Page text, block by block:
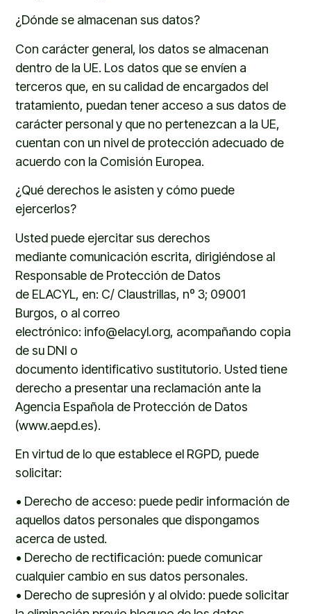
¿Dónde se almacenan sus datos?
Con carácter general, los datos se almacenan
dentro de la UE. Los datos que se envíen a
terceros que, en su calidad de encargados del
tratamiento, puedan tener acceso a sus datos de
carácter personal y que no pertenezcan a la UE,
cuentan con un nivel de protección adecuado de
acuerdo con la Comisión Europea.
¿Qué derechos le asisten y cómo puede
ejercerlos?
Usted puede ejercitar sus derechos
mediante comunicación escrita, dirigiéndose al
Responsable de Protección de Datos
de ELACYL, en: C/ Claustrillas, nº 3; 09001
Burgos, o al correo
electrónico: info@elacyl.org, acompañando copia
de su DNI o
documento identificativo sustitutorio. Ustedtiene
derecho a presentar una reclamación ante la
Agencia Española de Protección de Datos
(www.aepd.es).
En virtud de lo que establece el RGPD, puede
solicitar:
• Derecho de acceso: puede pedir información de
aquellos datos personales que dispongamos
acerca de usted.
• Derecho de rectificación: puede comunicar
cualquier cambio ensus datos personales.
• Derecho de supresión y al olvido: puede solicitar